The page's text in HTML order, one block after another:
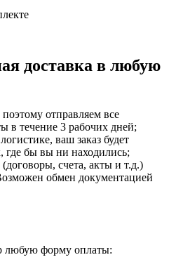
доставка в любую
отправляем все
в течение 3 рабочих дней;
ваш заказ будет
где бы вы ни находились;
счета, акты и т.д.)
обмен документацией
любую форму оплаты: